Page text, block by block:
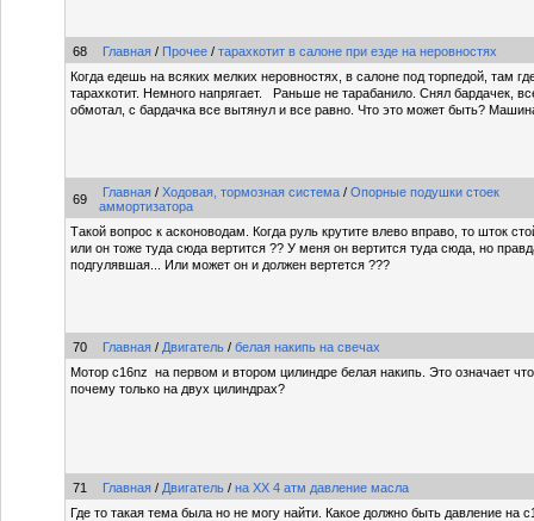
68 Главная / Прочее / тарахкотит в салоне при езде на неровностях
Когда едешь на всяких мелких неровностях, в салоне под торпедой, там
тарахкотит. Немного напрягает. Раньше не тарабанило. Снял бардачек,
обмотал, с бардачка все вытянул и все равно. Что это может быть?
69 Главная / Ходовая, тормозная система / Опорные подушки стоек
аммортизатора
Такой вопрос к асконоводам. Когда руль крутите влево вправо, то шток
или он тоже туда сюда вертится ?? У меня он вертится туда сюда, но
подгулявшая... Или может он и должен вертется ???
70 Главная / Двигатель / белая накипь на свечах
Мотор c16nz на первом и втором цилиндре белая накипь. Это означает
почему только на двух цилиндрах?
71 Главная / Двигатель / на ХХ 4 атм давление масла
Где то такая тема была но не могу найти. Какое должно быть давление на